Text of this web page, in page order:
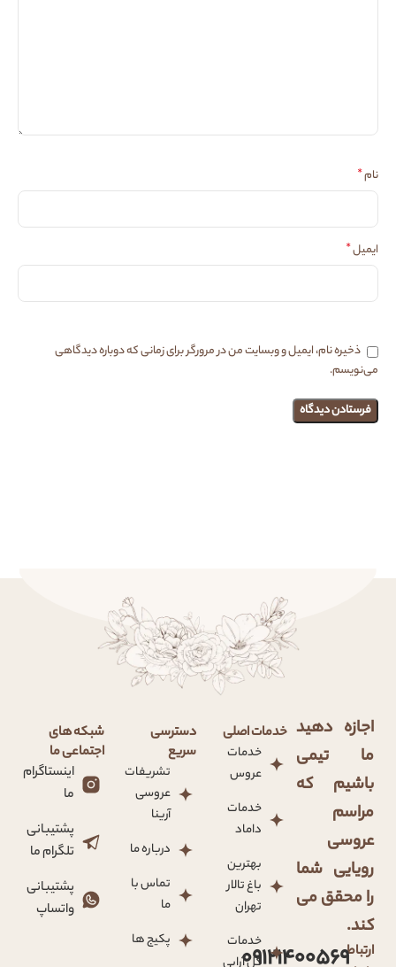
نام*
ایمیل*
ذخیره نام، ایمیل و وبسایت من در مرورگر برای زمانی که دوباره دیدگاهی
می‌نویسم.
اجازه دهید
ما تیمی
باشیم که
مراسم
عروسی
رویایی شما
را محقق می
کند.
ارتباط09121400569
خدمات اصلی
خدمات
عروس
خدمات
داماد
بهترین
باغ تالار
تهران
خدمات
دسترسی
سریع
تشریفات
عروسی
آرینا
درباره ما
تماس با
ما
پکیج ها
شبکه های
اجتماعی ما
اینستاگرام
ما
پشتیبانی
تلگرام ما
پشتیبانی
واتساپ